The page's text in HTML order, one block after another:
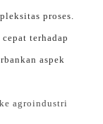
proses.
terhadap
aspek
agroindustri